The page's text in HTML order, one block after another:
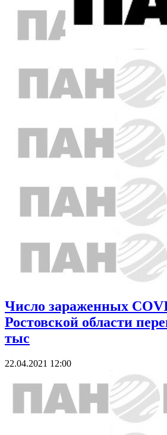
Число зараженных
Ростовской области
тыс
22.04.2021 12:00